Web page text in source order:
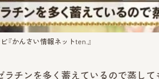
『かんさい情報ネットten.』
ラチンを多く蓄えているので蒸し